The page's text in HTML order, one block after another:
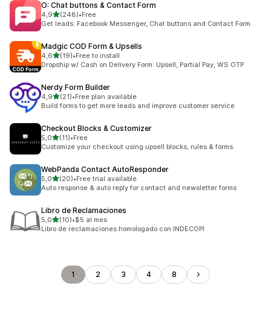
O: Chat buttons & Contact Form
4,9av 5 stjerner
(248)
Totalt 248 omtaler
•Free
Get leads: Facebook Messenger, Chat buttons and Contact Form
Madgic COD Form & Upsells
4,6av 5 stjerner
(19)
Totalt 19 omtaler
•Free to install
Dropship w/ Cash on Delivery Form: Upsell, Partial Pay, WS OTP
Nerdy Form Builder
4,9av 5 stjerner
(21)
Totalt 21 omtaler
•Free plan available
Build forms to get more leads and improve customer service
Checkout Blocks & Customizer
5,0av 5 stjerner
(11)
Totalt 11 omtaler
•Free
Customize your checkout using upsell blocks, rules & forms.
WebPanda Contact AutoResponder
5,0av 5 stjerner
(20)
Totalt 20 omtaler
•Free trial available
Auto response & auto reply for contact and newsletter forms
Libro de Reclamaciones
5,0av 5 stjerner
(10)
Totalt 10 omtaler
•$5 al mes
Libro de reclamaciones homologado con INDECOPI
1 2 3 4 8